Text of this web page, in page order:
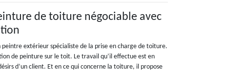
de toiture négociable avec
peintre extérieur spécialiste de la prise en charge de toiture.
de peinture sur le toit. Le travail qu’il effectue est en
d’un client. Et en ce qui concerne la toiture, il propose